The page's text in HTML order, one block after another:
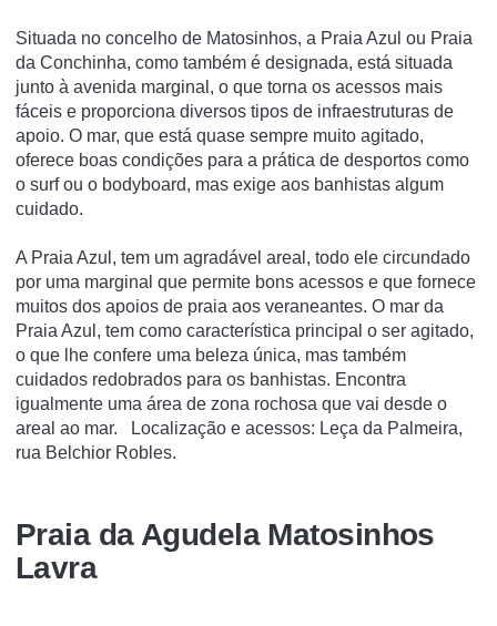
Situada no concelho de Matosinhos, a Praia Azul ou Praia
da Conchinha, como também é designada, está situada
junto à avenida marginal, o que torna os acessos mais
fáceis e proporciona diversos tipos de infraestruturas de
apoio. O mar, que está quase sempre muito agitado,
oferece boas condições para a prática de desportos como
o surf ou o bodyboard, mas exige aos banhistas algum
cuidado.
A Praia Azul, tem um agradável areal, todo ele circundado
por uma marginal que permite bons acessos e que fornece
muitos dos apoios de praia aos veraneantes. O mar da
Praia Azul, tem como característica principal o ser agitado,
o que lhe confere uma beleza única, mas também
cuidados redobrados para os banhistas. Encontra
igualmente uma área de zona rochosa que vai desde o
areal ao mar. Localização e acessos: Leça da Palmeira,
rua Belchior Robles.
Praia da Agudela Matosinhos
Lavra